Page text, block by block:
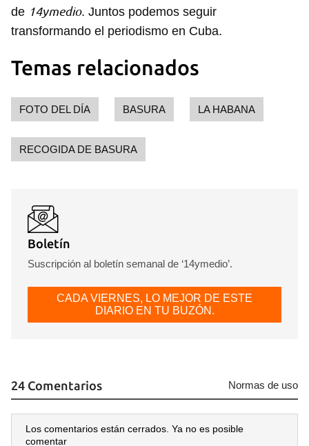
Guardar como favorito
Para poder guardar como favorito, primero has de
iniciar sesión con tu cuenta de 14ymedio.
de 14ymedio. Juntos podemos seguir
transformando el periodismo en Cuba.
Temas relacionados
FOTO DEL DÍA BASURA LA HABANA
RECOGIDA DE BASURA
Boletín
Suscripción al boletín semanal de ‘14ymedio’.
CADA VIERNES, LO MEJOR DE ESTE
DIARIO EN TU BUZÓN.
24 Comentarios Normas de uso
Los comentarios están cerrados. Ya no es posible
comentar